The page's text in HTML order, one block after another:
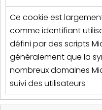
Ce cookie est
comme identifiant
défini par des scripts
généralement que la
nombreux domaines
suivi des utilisateurs.